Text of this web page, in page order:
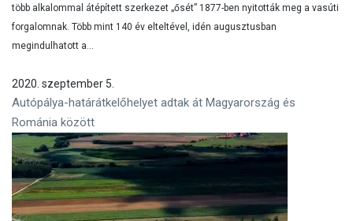
több alkalommal átépített szerkezet „ősét” 1877-ben nyitották meg a vasúti
forgalomnak. Több mint 140 év elteltével, idén augusztusban
megindulhatott a...
2020. szeptember 5.
Autópálya-határátkelőhelyet adtak át Magyarország és
Románia között